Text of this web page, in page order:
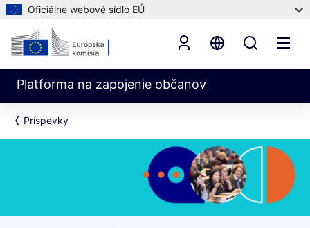
Oficiálne webové sídlo EÚ
Platforma na zapojenie občanov
Príspevky